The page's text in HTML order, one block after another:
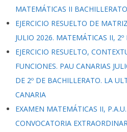
MATEMÁTICAS II BACHILLERATO
EJERCICIO RESUELTO DE
JULIO 2026. MATEMÁTICAS II, 2º
EJERCICIO RESUELTO,
FUNCIONES. PAU CANARIAS
DE 2º DE BACHILLERATO. LA
CANARIA
EXAMEN MATEMÁTICAS II,
CONVOCATORIA